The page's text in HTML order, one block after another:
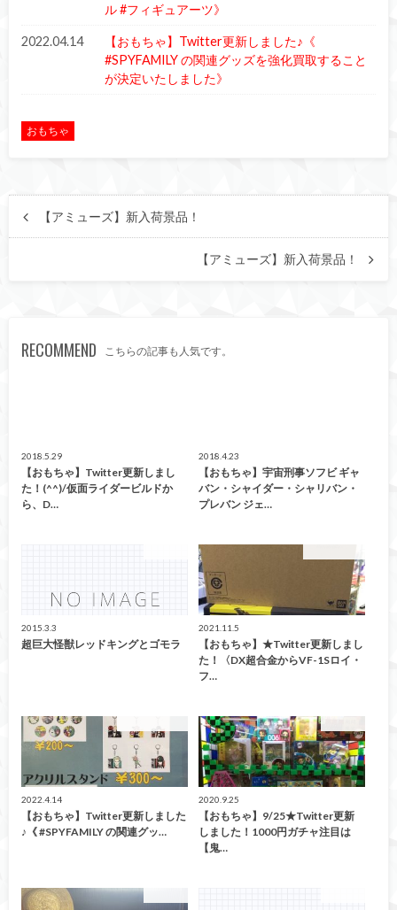
ル #フィギュアーツ》
2022.04.14
【おもちゃ】Twitter更新しました♪《
#SPYFAMILY の関連グッズを強化買取すること
が決定いたしました》
おもちゃ
【アミューズ】新入荷景品！
【アミューズ】新入荷景品！
RECOMMEND こちらの記事も人気です。
2018.5.29
【おもちゃ】Twitter更新しまし
た！(^^)/仮面ライダービルドか
ら、D…
2018.4.23
【おもちゃ】宇宙刑事ソフビ ギャ
バン・シャイダー・シャリバン・
プレバン ジェ…
2015.3.3
超巨大怪獣レッドキングとゴモラ
2021.11.5
【おもちゃ】★Twitter更新しまし
た！〈DX超合金からVF-1Sロイ・
フ…
2022.4.14
【おもちゃ】Twitter更新しました
♪《 #SPYFAMILY の関連グッ…
2020.9.25
【おもちゃ】9/25★Twitter更新
しました！1000円ガチャ注目は
【鬼…